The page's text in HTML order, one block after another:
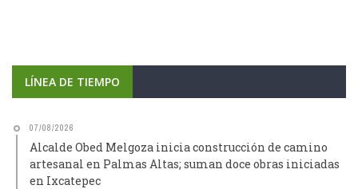
LÍNEA DE TIEMPO
07/08/2026
Alcalde Obed Melgoza inicia construcción de camino
artesanal en Palmas Altas; suman doce obras iniciadas
en Ixcatepec